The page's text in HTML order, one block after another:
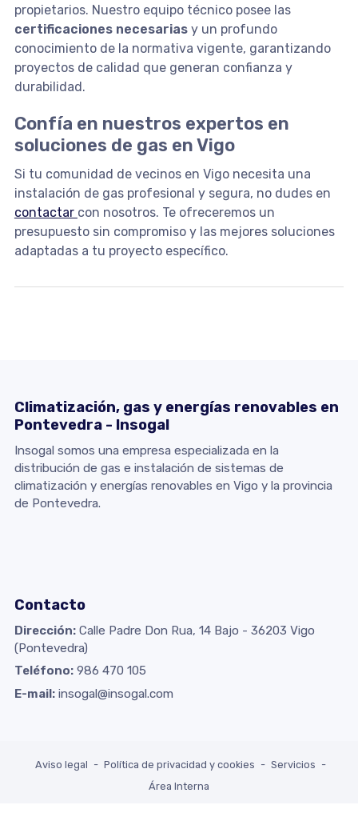
propietarios. Nuestro equipo técnico posee las
certificaciones necesariasy un profundo
conocimiento de la normativa vigente, garantizando
proyectos de calidad que generan confianza y
durabilidad.
Confía en nuestros expertos en
soluciones de gas en Vigo
Si tu comunidad de vecinos en Vigo necesita una
instalación de gas profesional y segura, no dudes en
contactar con nosotros. Te ofreceremos un
presupuesto sin compromiso y las mejores soluciones
adaptadas a tu proyecto específico.
Climatización, gas y energías renovables en
Pontevedra - Insogal
Insogal somos una empresa especializada en la
distribución de gas e instalación de sistemas de
climatización y energías renovables en Vigo y la provincia
de Pontevedra.
Contacto
Dirección: Calle Padre Don Rua, 14 Bajo - 36203 Vigo
(Pontevedra)
Teléfono: 986 470 105
E-mail: insogal@insogal.com
Aviso legal - Política de privacidad y cookies - Servicios -
Área Interna